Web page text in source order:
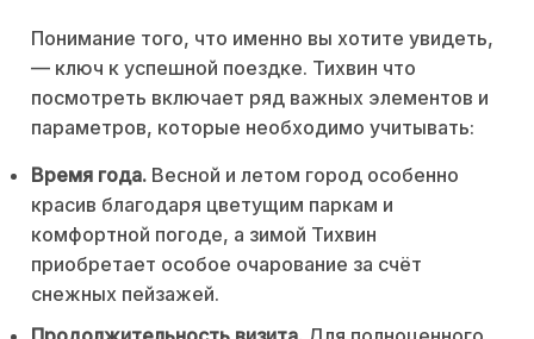
Понимание того, что именно вы хотите увидеть,
— ключ к успешной поездке. Тихвин что
посмотреть включает ряд важных элементов и
параметров, которые необходимо учитывать:
Время года. Весной и летом город особенно
красив благодаря цветущим паркам и
комфортной погоде, а зимой Тихвин
приобретает особое очарование за счёт
снежных пейзажей.